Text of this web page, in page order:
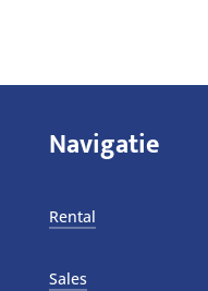
Navigatie
Rental
Sales